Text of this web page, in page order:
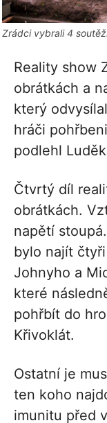
Zrádci vybrali 4
Reality show
obrátkách a
který
hráči
podlehl
Čtvrtý díl
obrátkách.
napětí
bylo najít
Johnyho a
které
pohřbít do
Křivoklát.
Ostatní je
ten koho
imunitu před